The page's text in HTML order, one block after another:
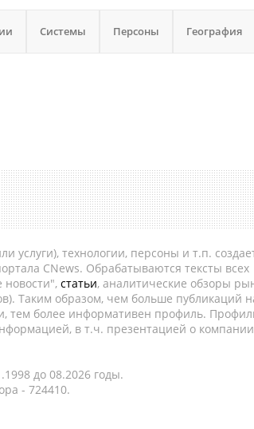
Системы Персоны География
услуги), технологии, персоны и т.п.
CNews. Обрабатываются тексты всех
новости", статьи, аналитические обзоры
Таким образом, чем больше публикаций
тем более информативен профиль.
в т.ч. презентацией о
до 08.2026 годы.
- 724410.